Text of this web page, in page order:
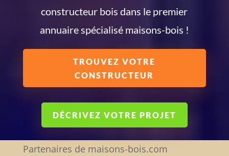
constructeur bois dans le premier
annuaire spécialisé maisons-bois !
TROUVEZ VOTRE
CONSTRUCTEUR
DÉCRIVEZ VOTRE PROJET
Partenaires de maisons-bois.com